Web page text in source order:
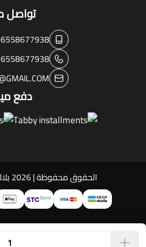
تواصل
دفع
الحقوق محفوظة | 2026